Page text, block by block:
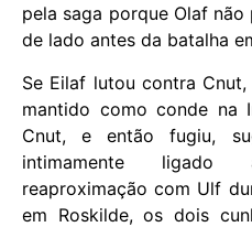
pela saga porque Olaf
de lado antes da batalha
Se Eilaf lutou contra
mantido como conde na
Cnut, e então fugiu,
intimamente
reaproximação com Ulf
em Roskilde, os dois